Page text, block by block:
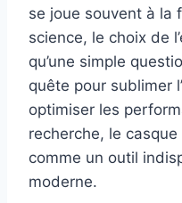
se joue souvent à la
science, le choix de
qu’une simple
quête pour sublimer
optimiser les
recherche, le
comme un outil
moderne.